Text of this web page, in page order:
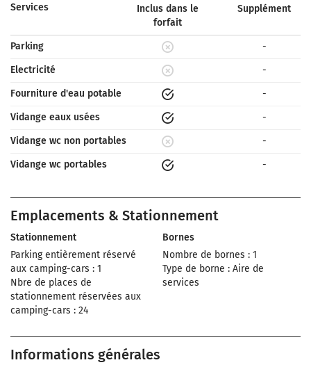
Services
Inclus dans le
forfait
Supplément
Parking
-
Electricité
-
Fourniture d'eau potable
-
Vidange eaux usées
-
Vidange wc non portables
-
Vidange wc portables
-
Emplacements & Stationnement
Stationnement
Parking entièrement réservé
aux camping-cars : 1
Nbre de places de
stationnement réservées aux
camping-cars : 24
Bornes
Nombre de bornes : 1
Type de borne : Aire de
services
Informations générales